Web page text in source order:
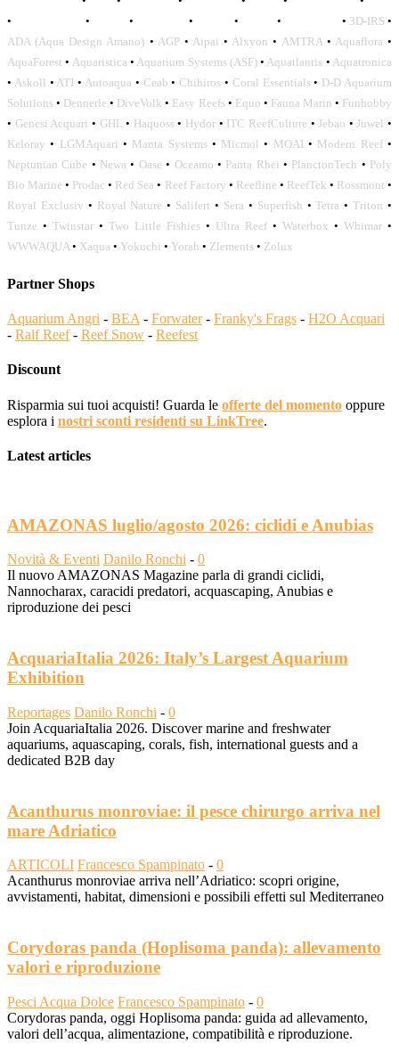
•
• • • • • • 3D-IRS •
ADA (Aqua Design Amano) • AGP• Aipai • Alxyon • AMTRA• Aquaflora •
AquaForest • Aquaristica • Aquarium Systems (ASF)• Aquatlantis • Aquatronica
• Askoll • ATI • Autoaqua • Ceab • Chihiros • Coral Essentials• D-D Aquarium
Solutions • Dennerle • DiveVolk • Easy Reefs• Equo • Fauna Marin • Funhobby
• Genesi Acquari • GHL • Haquoss• Hydor • ITC ReefCulture •Jebao •Juwel •
Keloray • LGMAquari • Manta Systems• Micmol • MOAI • Modern Reef•
Neptunian Cube • Newa • Oase • Oceamo • Panta Rhei • PlanctonTech • Poly
Bio Marine • Prodac • Red Sea • Reef Factory • Reefline • ReefTek • Rossmont •
Royal Exclusiv • Royal Nature • Salifert • Sera • Superfish •Tetra •Triton •
Tunze • Twinstar • Two Little Fishies • Ultra Reef • Waterbox • Whimar •
WWWAQUA• Xaqua • Yokuchi • Yorah • Zlements • Zolux
Partner Shops
Aquarium Angri - BEA - Forwater- Franky's Frags - H2O Acquari
- Ralf Reef- Reef Snow - Reefest
Discount
Risparmia sui tuoi acquisti! Guarda le offerte del momento oppure
esplora i nostri sconti residenti su LinkTree.
Latest articles
AMAZONAS luglio/agosto 2026: ciclidi e Anubias
Novità & Eventi Danilo Ronchi - 0
Il nuovo AMAZONAS Magazine parla di grandi ciclidi,
Nannocharax, caracidi predatori, acquascaping, Anubias e
riproduzione dei pesci
AcquariaItalia 2026: Italy’s Largest Aquarium
Exhibition
Reportages Danilo Ronchi - 0
Join AcquariaItalia 2026. Discover marine and freshwater
aquariums, aquascaping, corals, fish, international guests and a
dedicated B2B day
Acanthurus monroviae: il pesce chirurgo arriva nel
mare Adriatico
ARTICOLI Francesco Spampinato - 0
Acanthurus monroviae arriva nell’Adriatico: scopri origine,
avvistamenti, habitat, dimensioni e possibili effetti sul Mediterraneo
Corydoras panda (Hoplisoma panda): allevamento
valori e riproduzione
Pesci Acqua Dolce Francesco Spampinato - 0
Corydoras panda, oggi Hoplisoma panda: guida ad allevamento,
valori dell’acqua, alimentazione, compatibilità e riproduzione.